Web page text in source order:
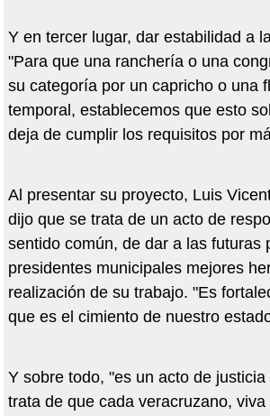
Y en tercer lugar, dar estabilidad a
"Para que una ranchería o una
su categoría por un capricho o una
temporal, establecemos que esto
deja de cumplir los requisitos por
Al presentar su proyecto, Luis
dijo que se trata de un acto de
sentido común, de dar a las futuras
presidentes municipales mejores
realización de su trabajo. "Es
que es el cimiento de nuestro
Y sobre todo, "es un acto de
trata de que cada veracruzano,